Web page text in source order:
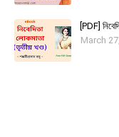
[PDF]
March